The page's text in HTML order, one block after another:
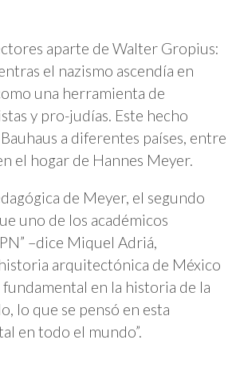
aparte de Walter Gropius:
el nazismo ascendía en
una herramienta de
y pro-judías. Este hecho
a diferentes países, entre
el hogar de Hannes Meyer.
de Meyer, el segundo
uno de los académicos
–dice Miquel Adriá,
arquitectónica de México
en la historia de la
lo que se pensó en esta
en todo el mundo”.